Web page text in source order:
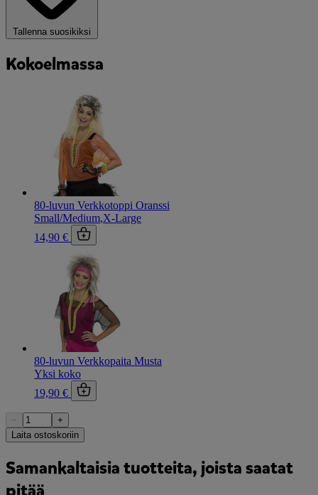
Tallenna suosikiksi
Kokoelmassa
80-luvun Verkkotoppi Oranssi
Small/Medium,X-Large
14,90 €
80-luvun Verkkopaita Musta
Yksi koko
19,90 €
−
+
Laita ostoskoriin
Samankaltaisia tuotteita, joista saatat